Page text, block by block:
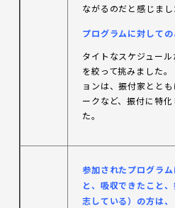
ながるのだと感じまし
プログラムに対しての
タイトなスケジュー
を絞って挑みました
ョンは、振付家とと
ークなど、振付に特
た。
参加されたプログラ
と、吸収できたこと
志している）の方は、